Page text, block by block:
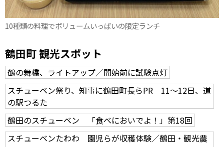
10種類の料理でボリュームいっぱいの限定ランチ
鶴田町 観光スポット
鶴の舞橋、ライトアップ／開始前に試験点灯
スチューベン祭り、知事に鶴田町長らPR 11～12日、道
の駅つるた
鶴田のスチューベン 「食べにおいでよ！」第18回
スチューベンたわわ 園児らが収穫体験／鶴田・観光農